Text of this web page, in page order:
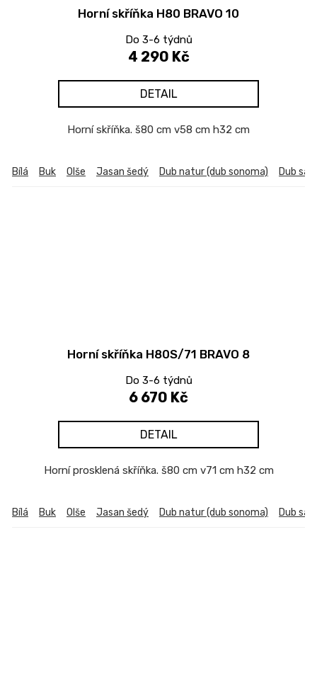
Horní skříňka H80 BRAVO 10
Do 3-6 týdnů
4 290 Kč
DETAIL
Horní skříňka. š80 cm v58 cm h32 cm
Bílá Buk Olše Jasan šedý Dub natur (dub sonoma) Dub
Horní skříňka H80S/71 BRAVO 8
Do 3-6 týdnů
6 670 Kč
DETAIL
Horní prosklená skříňka. š80 cm v71 cm h32 cm
Bílá Buk Olše Jasan šedý Dub natur (dub sonoma) Dub